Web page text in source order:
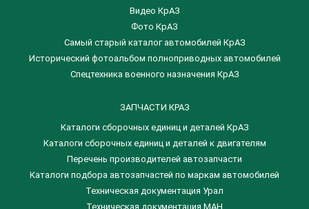
Видео КрАЗ
Фото КрАЗ
Самый старый каталог автомобилей КрАЗ
Исторический фотоальбом полноприводных автомобилей
Спецтехника военного назначения КрАЗ
ЗАПЧАСТИ КРАЗ
Каталоги сборочных единиц и деталей КрАЗ
​Каталоги сборочных единиц и деталей к двигателям
Перечень производителей автозапчасти
Каталоги подбора автозапчастей по маркам автомобилей
Техническая документация Урал
Техническая документация МАН